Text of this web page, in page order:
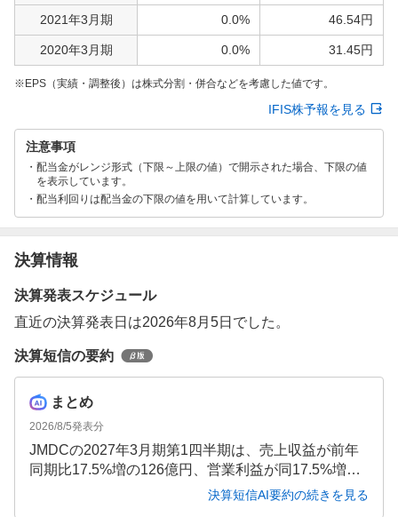
2021年3月期 0.0% 46.54円
2020年3月期 0.0% 31.45円
EPS（実績・調整後）は株式分割・併合などを考慮した値です。
IFIS株予報を見る
注意事項
配当金がレンジ形式（下限～上限の値）で開示された場合、下限の値
を表示しています。
配当利回りは配当金の下限の値を用いて計算しています。
決算情報
決算発表スケジュール
直近の決算発表日は2026年8月5日でした。
決算短信の要約
まとめ
2026/8/5発表分
JMDCの2027年3月期第1四半期は、売上収益が前年
同期比17.5%増の126億円、営業利益が同17.5%増の1
8億円と増収増益を達成しました。EBITDAマージン
決算短信AI要約の続きを見る